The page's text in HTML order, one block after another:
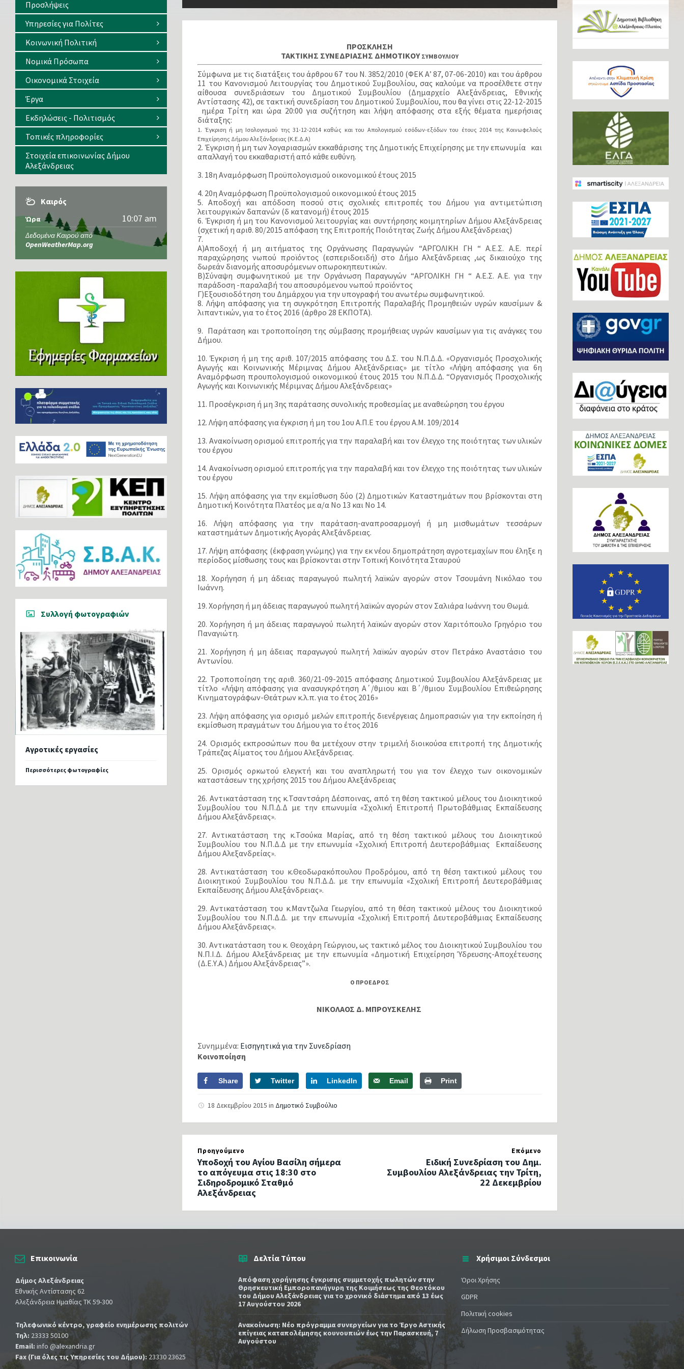
ΠΡΟΣΚΛΗΣΗ
TAKTΙΚΗΣ ΣΥΝΕΔΡΙΑΣΗΣ ΔΗΜΟΤΙΚΟΥ ΣΥΜΒΟΥΛΙΟΥ
Σύμφωνα με τις διατάξεις του άρθρου 67 του Ν. 3852/2010 (ΦΕΚ Α’ 87, 07-06-2010) και του άρθρου
11 του Κανονισμού Λειτουργίας του Δημοτικού Συμβουλίου, σας καλούμε να προσέλθετε στην
αίθουσα συνεδριάσεων του Δημοτικού Συμβουλίου (Δημαρχείο Αλεξάνδρειας, Εθνικής
Αντίστασης 42), σε τακτική συνεδρίαση του Δημοτικού Συμβουλίου, που θα γίνει στις 22-12-2015
ημέρα Τρίτη και ώρα 20:00 για συζήτηση και λήψη απόφασης στα εξής θέματα ημερήσιας
διάταξης:
1. Έγκριση ή μη Ισολογισμού της 31-12-2014 καθώς και του Απολογισμού εσόδων-εξόδων του έτους 2014 της Κοινωφελούς
Επιχείρησης Δήμου Αλεξάνδρειας (Κ.Ε.Δ.Α)
2. Έγκριση ή μη των λογαριασμών εκκαθάρισης της Δημοτικής Επιχείρησης με την επωνυμία και
απαλλαγή του εκκαθαριστή από κάθε ευθύνη.
3. 18η Αναμόρφωση Προϋπολογισμού οικονομικού έτους 2015
4. 20η Αναμόρφωση Προϋπολογισμού οικονομικού έτους 2015
5. Aποδοχή και απόδοση ποσού στις σχολικές επιτροπές του Δήμου για αντιμετώπιση
λειτουργικών δαπανών (δ κατανομή) έτους 2015
6. Έγκριση ή μη του Κανονισμού λειτουργίας και συντήρησης κοιμητηρίων Δήμου Αλεξάνδρειας
(σχετική η αριθ. 80/2015 απόφαση της Επιτροπής Ποιότητας Ζωής Δήμου Αλεξάνδρειας)
7.
Α)Αποδοχή ή μη αιτήματος της Οργάνωσης Παραγωγών “ΑΡΓΟΛΙΚΗ ΓΗ “ Α.Ε.Σ. Α.Ε. περί
παραχώρησης νωπού προϊόντος (εσπεριδοειδή) στο Δήμο Αλεξάνδρειας ,ως δικαιούχο της
δωρεάν διανομής αποσυρόμενων οπωροκηπευτικών.
Β)Σύναψη συμφωνητικού με την Οργάνωση Παραγωγών “ΑΡΓΟΛΙΚΗ ΓΗ “ Α.Ε.Σ. Α.Ε. για την
παράδοση -παραλαβή του αποσυρόμενου νωπού προϊόντος
Γ)Εξουσιοδότηση του Δημάρχου για την υπογραφή του ανωτέρω συμφωνητικού.
8. Λήψη απόφασης για τη συγκρότηση Επιτροπής Παραλαβής Προμηθειών υγρών καυσίμων &
λιπαντικών, για το έτος 2016 (άρθρο 28 ΕΚΠΟΤΑ).
9. Παράταση και τροποποίηση της σύμβασης προμήθειας υγρών καυσίμων για τις ανάγκες του
Δήμου.
10. Έγκριση ή μη της αριθ. 107/2015 απόφασης του Δ.Σ. του Ν.Π.Δ.Δ. «Οργανισμός Προσχολικής
Αγωγής και Κοινωνικής Μέριμνας Δήμου Αλεξάνδρειας» με τίτλο «Λήψη απόφασης για 6η
Αναμόρφωση προυπολογισμού οικονομικού έτους 2015 του Ν.Π.Δ.Δ. “Οργανισμός Προσχολικής
Αγωγής και Κοινωνικής Μέριμνας Δήμου Αλεξάνδρειας»
11. Προσέγκριση ή μη 3ης παράτασης συνολικής προθεσμίας με αναθεώρηση του έργου
12. Λήψη απόφασης για έγκριση ή μη του 1ου Α.Π.Ε του έργου Α.Μ. 109/2014
13. Ανακοίνωση ορισμού επιτροπής για την παραλαβή και τον έλεγχο της ποιότητας των υλικών
του έργου
14. Ανακοίνωση ορισμού επιτροπής για την παραλαβή και τον έλεγχο της ποιότητας των υλικών
του έργου
15. Λήψη απόφασης για την εκμίσθωση δύο (2) Δημοτικών Καταστημάτων που βρίσκονται στη
Δημοτική Κοινότητα Πλατέος με α/α Νο 13 και Νο 14.
16. Λήψη απόφασης για την παράταση-αναπροσαρμογή ή μη μισθωμάτων τεσσάρων
καταστημάτων Δημοτικής Αγοράς Αλεξάνδρειας.
17. Λήψη απόφασης (έκφραση γνώμης) για την εκ νέου δημοπράτηση αγροτεμαχίων που έληξε η
περίοδος μίσθωσης τους και βρίσκονται στην Τοπική Κοινότητα Σταυρού
18. Χορήγηση ή μη άδειας παραγωγού πωλητή λαϊκών αγορών στον Τσουμάνη Νικόλαο του
Ιωάννη.
19. Χορήγηση ή μη άδειας παραγωγού πωλητή λαϊκών αγορών στον Σαλιάρα Ιωάννη του Θωμά.
20. Χορήγηση ή μη άδειας παραγωγού πωλητή λαϊκών αγορών στον Χαριτόπουλο Γρηγόριο του
Παναγιώτη.
21. Χορήγηση ή μη άδειας παραγωγού πωλητή λαϊκών αγορών στον Πετράκο Αναστάσιο του
Αντωνίου.
22. Τροποποίηση της αριθ. 360/21-09-2015 απόφασης Δημοτικού Συμβουλίου Αλεξάνδρειας με
τίτλο «Λήψη απόφασης για ανασυγκρότηση Α΄/θμιου και Β΄/θμιου Συμβουλίου Επιθεώρησης
Κινηματογράφων-Θεάτρων κ.λ.π. για το έτος 2016»
23. Λήψη απόφασης για ορισμό μελών επιτροπής διενέργειας Δημοπρασιών για την εκποίηση ή
εκμίσθωση πραγμάτων του Δήμου για το έτος 2016
24. Ορισμός εκπροσώπων που θα μετέχουν στην τριμελή διοικούσα επιτροπή της Δημοτικής
Τράπεζας Αίματος του Δήμου Αλεξάνδρειας.
25. Ορισμός ορκωτού ελεγκτή και του αναπληρωτή του για τον έλεγχο των οικονομικών
καταστάσεων της χρήσης 2015 του Δήμου Αλεξάνδρειας
26. Αντικατάσταση της κ.Τσαντσάρη Δέσποινας, από τη θέση τακτικού μέλους του Διοικητικού
Συμβουλίου του Ν.Π.Δ.Δ με την επωνυμία «Σχολική Επιτροπή Πρωτοβάθμιας Εκπαίδευσης
Δήμου Αλεξάνδρειας».
27. Αντικατάσταση της κ.Τσούκα Μαρίας, από τη θέση τακτικού μέλους του Διοικητικού
Συμβουλίου του Ν.Π.Δ.Δ με την επωνυμία «Σχολική Επιτροπή Δευτεροβάθμιας Εκπαίδευσης
Δήμου Αλεξανδρείας».
28. Αντικατάσταση του κ.Θεοδωρακόπουλου Προδρόμου, από τη θέση τακτικού μέλους του
Διοικητικού Συμβουλίου του Ν.Π.Δ.Δ. με την επωνυμία «Σχολική Επιτροπή Δευτεροβάθμιας
Εκπαίδευσης Δήμου Αλεξάνδρειας».
29. Αντικατάσταση του κ.Mαντζωλα Γεωργίου, από τη θέση τακτικού μέλους του Διοικητικού
Συμβουλίου του Ν.Π.Δ.Δ. με την επωνυμία «Σχολική Επιτροπή Δευτεροβάθμιας Εκπαίδευσης
Δήμου Αλεξάνδρειας».
30. Αντικατάσταση του κ. Θεοχάρη Γεώργιου, ως τακτικό μέλος του Διοικητικού Συμβουλίου του
Ν.Π.Ι.Δ. Δήμου Αλεξάνδρειας με την επωνυμία «Δημοτική Επιχείρηση Ύδρευσης-Αποχέτευσης
(Δ.Ε.Υ.Α.) Δήμου Αλεξάνδρειας”».
Ο ΠΡΟΕΔΡΟΣ
ΝΙΚΟΛΑΟΣ Δ. ΜΠΡΟΥΣΚΕΛΗΣ
Συνημμένα: Εισηγητικά για την Συνεδρίαση
Κοινοποίηση
Share Twitter LinkedIn Email Print
18 Δεκεμβρίου 2015in Δημοτικό Συμβούλιο
Προηγούμενο
Υποδοχή του Αγίου Βασίλη σήμερα
το απόγευμα στις 18:30 στο
Σιδηροδρομικό Σταθμό
Αλεξάνδρειας
Επόμενο
Ειδική Συνεδρίαση του Δημ.
Συμβουλίου Αλεξάνδρειας την Τρίτη,
22 Δεκεμβρίου
Προσλήψεις
Υπηρεσίες για Πολίτες
Κοινωνική Πολιτική
Νομικά Πρόσωπα
Οικονομικά Στοιχεία
Έργα
Εκδηλώσεις - Πολιτισμός
Τοπικές πληροφορίες
Στοιχεία επικοινωνίας Δήμου
Αλεξάνδρειας
Καιρός
Ώρα 10:07 am
Δεδομένα Καιρού από
OpenWeatherMap.org
Συλλογή φωτογραφιών
Αγροτικές εργασίες
Περισσότερες φωτογραφίες
Επικοινωνία
Δήμος Αλεξάνδρειας
Εθνικής Αντίστασης 62
Αλεξάνδρεια Ημαθίας ΤΚ 59-300
Τηλεφωνικό κέντρο, γραφείο ενημέρωσης πολιτών
Τηλ: 23333 50100
Email: info @alexandria.gr
Fax (Για όλες τις Υπηρεσίες του Δήμου): 23330 23625
Δελτία Τύπου
Απόφαση χορήγησης έγκρισης συμμετοχής πωλητών στην
Θρησκευτική Εμποροπανήγυρη της Κοιμήσεως της Θεοτόκου
του Δήμου Αλεξάνδρειας για το χρονικό διάστημα από 13 έως
17 Αυγούστου 2026
Ανακοίνωση: Νέο πρόγραμμα συνεργείων για το Έργο Αστικής
επίγειας καταπολέμησης κουνουπιών έως την Παρασκευή, 7
Αυγούστου
Χρήσιμοι Σύνδεσμοι
Όροι Χρήσης
GDPR
Πολιτική cookies
Δήλωση Προσβασιμότητας